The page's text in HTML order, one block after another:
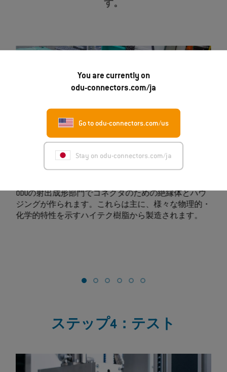
You are currently on
odu-connectors.com/ja
Go to odu-connectors.com/us
Stay on odu-connectors.com/ja
す。
ODUの射出成形部門でコネクタのための絶縁体とハウ
ジングが作られます。これらは主に、様々な物理的・
化学的特性を示すハイテク樹脂から製造されます。
ステップ4：テスト